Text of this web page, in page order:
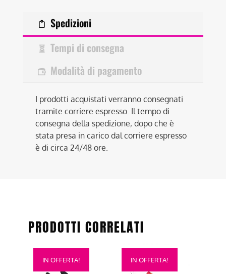
Spedizioni
Tempi di consegna
Modalità di pagamento
I prodotti acquistati verranno consegnati
tramite corriere espresso. Il tempo di
consegna della spedizione, dopo che è
stata presa in carico dal corriere espresso
è di circa 24/48 ore.
PRODOTTI CORRELATI
IN OFFERTA!
Questo
prodotto
IN OFFERTA!
Questo
prodotto